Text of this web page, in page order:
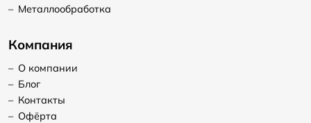
– Металлообработка
Компания
– О компании
– Блог
– Контакты
– Офёрта